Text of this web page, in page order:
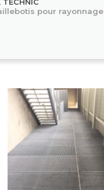
TECHNIC
pour rayonnage